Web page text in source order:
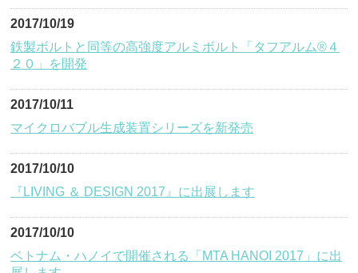
2017/10/19
鉄製ボルトと同等の高強度アルミボルト「タフアルム®４
２０」を開発
2017/10/11
マイクロバブル生成装置シリーズを新発売
2017/10/10
『LIVING ＆ DESIGN 2017』に出展します
2017/10/10
ベトナム・ハノイで開催される「MTA HANOI 2017」に出